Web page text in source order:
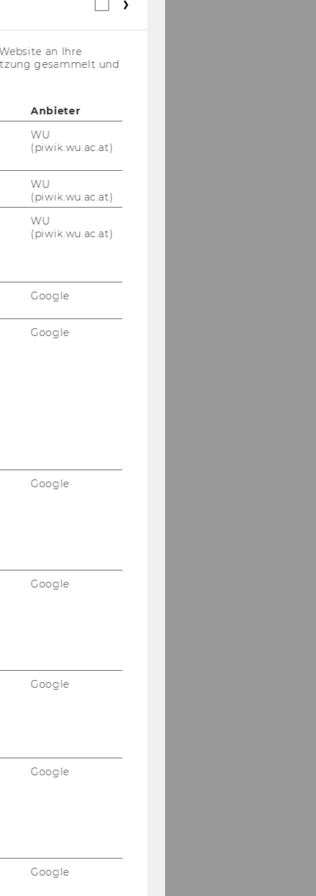
Webstatistik
an Ihre
gesammelt und
Anbieter
WU
(piwik.wu.ac.at)
WU
(piwik.wu.ac.at)
WU
(piwik.wu.ac.at)
Google
Google
Google
Google
Google
Google
Google